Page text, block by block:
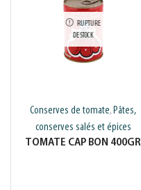
RUPTURE
DE STOCK
Conserves de tomate, Pâtes,
conserves salés et épices
TOMATE CAP BON 400GR